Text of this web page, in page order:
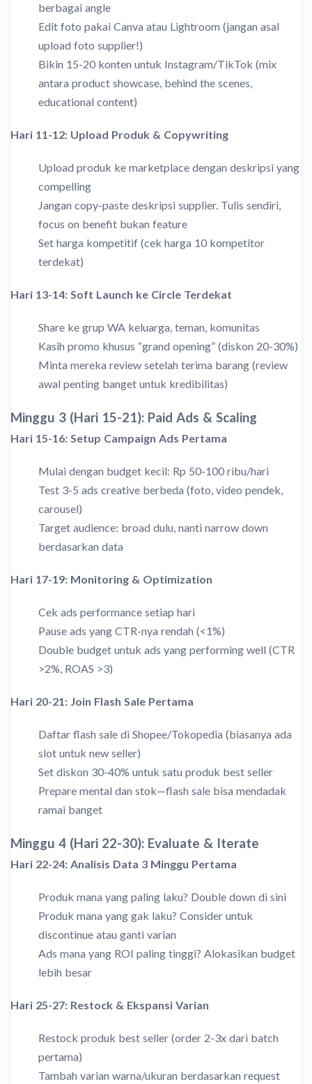
berbagai angle
Edit foto pakai Canva atau Lightroom (jangan asal
upload foto supplier!)
Bikin 15-20 konten untuk Instagram/TikTok (mix
antara product showcase, behind the scenes,
educational content)
Hari 11-12: Upload Produk & Copywriting
Upload produk ke marketplace dengan deskripsi yang
compelling
Jangan copy-paste deskripsi supplier. Tulis sendiri,
focus on benefit bukan feature
Set harga kompetitif (cek harga 10 kompetitor
terdekat)
Hari 13-14: Soft Launch ke Circle Terdekat
Share ke grup WA keluarga, teman, komunitas
Kasih promo khusus “grand opening” (diskon 20-30%)
Minta mereka review setelah terima barang (review
awal penting banget untuk kredibilitas)
Minggu 3 (Hari 15-21): Paid Ads & Scaling
Hari 15-16: Setup Campaign Ads Pertama
Mulai dengan budget kecil: Rp 50-100 ribu/hari
Test 3-5 ads creative berbeda (foto, video pendek,
carousel)
Target audience: broad dulu, nanti narrow down
berdasarkan data
Hari 17-19: Monitoring & Optimization
Cek ads performance setiap hari
Pause ads yang CTR-nya rendah (<1%)
Double budget untuk ads yang performing well (CTR
>2%, ROAS >3)
Hari 20-21: Join Flash Sale Pertama
Daftar flash sale di Shopee/Tokopedia (biasanya ada
slot untuk new seller)
Set diskon 30-40% untuk satu produk best seller
Prepare mental dan stok—flash sale bisa mendadak
ramai banget
Minggu 4 (Hari 22-30): Evaluate & Iterate
Hari 22-24: Analisis Data 3 Minggu Pertama
Produk mana yang paling laku? Double down di sini
Produk mana yang gak laku? Consider untuk
discontinue atau ganti varian
Ads mana yang ROI paling tinggi? Alokasikan budget
lebih besar
Hari 25-27: Restock & Ekspansi Varian
Restock produk best seller (order 2-3x dari batch
pertama)
Tambah varian warna/ukuran berdasarkan request